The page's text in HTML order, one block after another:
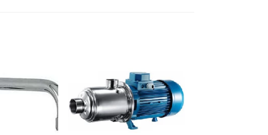
a la
lista de
deseos
a la
lista de
deseos